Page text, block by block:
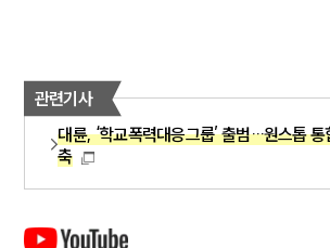
관련기사
대륜, ‘학교폭력대응그룹’ 출범…원스톱
축